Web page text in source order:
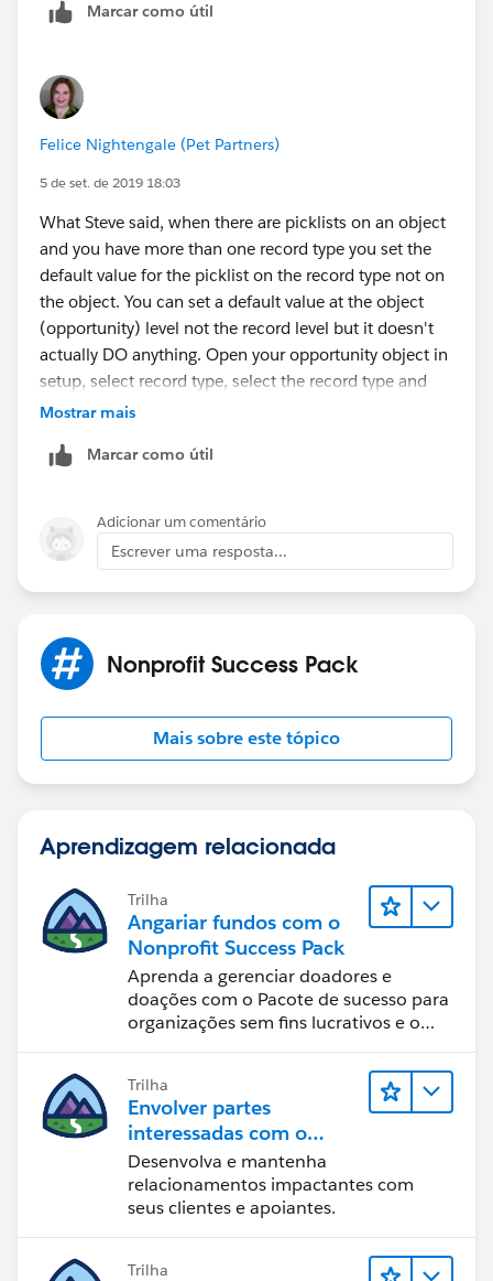
Marcar como útil
Felice Nightengale (Pet Partners)
5 de set. de 2019 18:03
What Steve said, when there are picklists on an object
and you have more than one record type you set the
default value for the picklist on the record type not on
the object. You can set a default value at the object
(opportunity) level not the record level but it doesn't
actually DO anything. Open your opportunity object in
setup, select record type, select the record type and
then edit the picklist default value. Do this for every
Mostrar mais
Marcar como útil
Adicionar um comentário
Escrever uma resposta...
Nonprofit Success Pack
Mais sobre este tópico
Aprendizagem relacionada
Trilha
Angariar fundos com o
Nonprofit Success Pack
Aprenda a gerenciar doadores e
doações com o Pacote de sucesso para
organizações sem fins lucrativos e o
Trilha
Envolver partes
interessadas com o
Nonprofit Success Pack
Desenvolva e mantenha
relacionamentos impactantes com
seus clientes e apoiantes.
Trilha